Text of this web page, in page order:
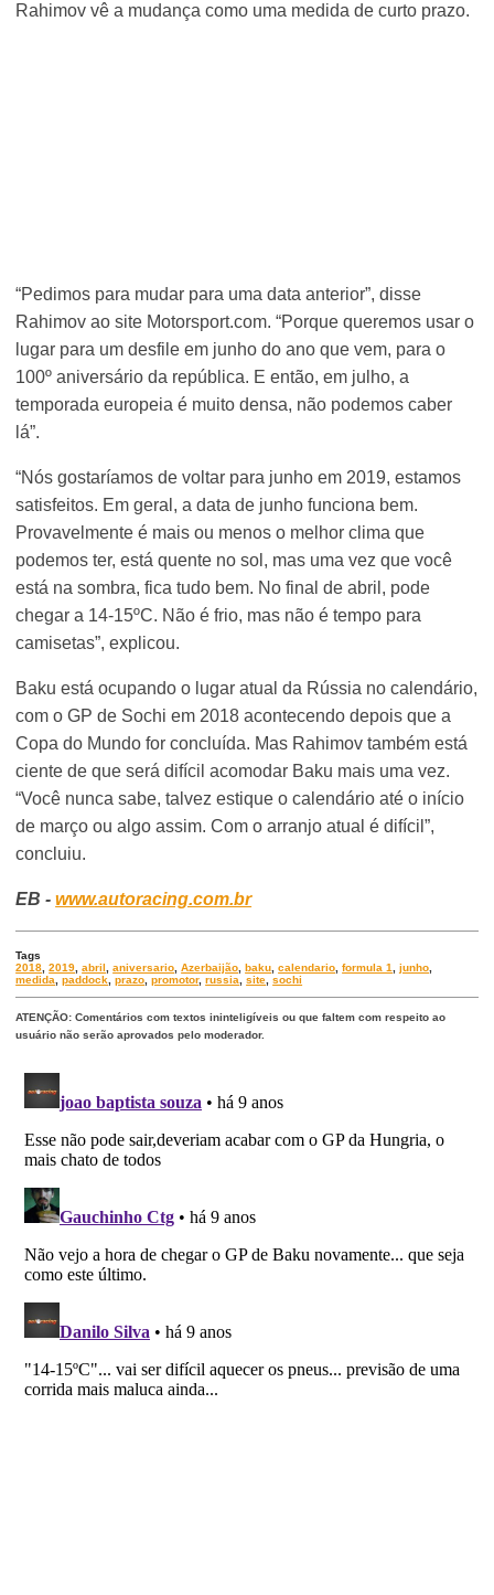
Rahimov vê a mudança como uma medida de curto prazo.
“Pedimos para mudar para uma data anterior”, disse
Rahimov ao site Motorsport.com. “Porque queremos usar o
lugar para um desfile em junho do ano que vem, para o
100º aniversário da república. E então, em julho, a
temporada europeia é muito densa, não podemos caber
lá”.
“Nós gostaríamos de voltar para junho em 2019, estamos
satisfeitos. Em geral, a data de junho funciona bem.
Provavelmente é mais ou menos o melhor clima que
podemos ter, está quente no sol, mas uma vez que você
está na sombra, fica tudo bem. No final de abril, pode
chegar a 14-15ºC. Não é frio, mas não é tempo para
camisetas”, explicou.
Baku está ocupando o lugar atual da Rússia no calendário,
com o GP de Sochi em 2018 acontecendo depois que a
Copa do Mundo for concluída. Mas Rahimov também está
ciente de que será difícil acomodar Baku mais uma vez.
“Você nunca sabe, talvez estique o calendário até o início
de março ou algo assim. Com o arranjo atual é difícil”,
concluiu.
EB -www.autoracing.com.br
Tags
2018,2019,abril,aniversario,Azerbaijão, baku,calendario,formula 1,junho,
medida,paddock,prazo,promotor,russia,site,sochi
ATENÇÃO: Comentários com textos ininteligíveis ou que faltem com respeito ao
usuário não serão aprovados pelo moderador.